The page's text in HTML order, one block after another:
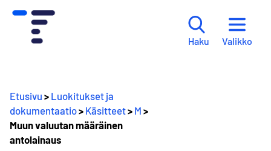
Haku Valikko
Etusivu > Luokitukset ja
dokumentaatio> Käsitteet> M >
Muun valuutan määräinen
antolainaus